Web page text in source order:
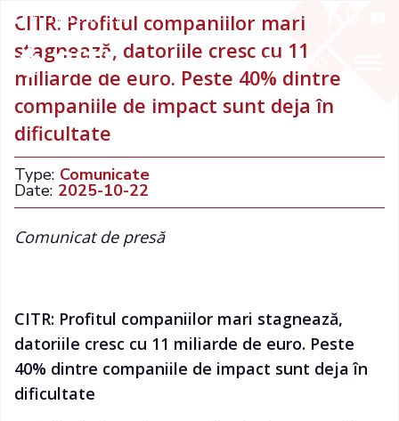
+021 32 66 015
ENGLISH
RO
CITR: Profitul companiilor mari
stagnează, datoriile cresc cu 11
miliarde de euro. Peste 40% dintre
companiile de impact sunt deja în
dificultate
Type: Comunicate
Date: 2025-10-22
Comunicat de presă
CITR: Profitul companiilor mari stagnează,
datoriile cresc cu 11 miliarde de euro. Peste
40% dintre companiile de impact sunt deja în
dificultate